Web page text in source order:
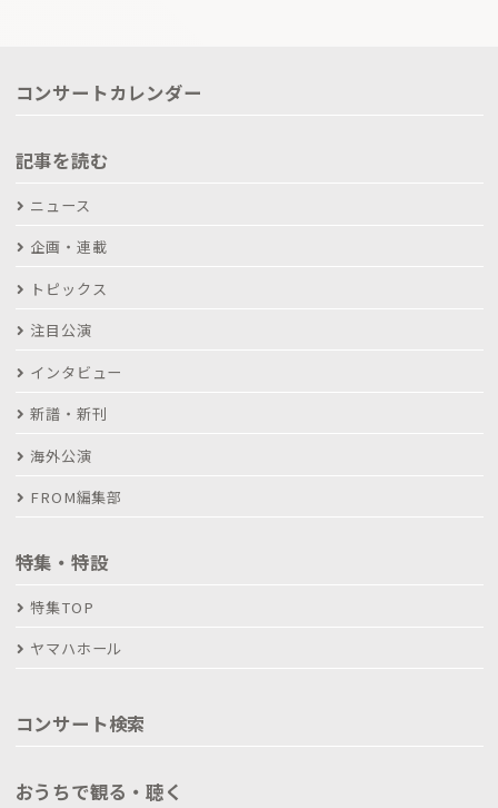
コンサートカレンダー
記事を読む
ニュース
企画・連載
トピックス
注目公演
インタビュー
新譜・新刊
海外公演
FROM編集部
特集・特設
特集TOP
ヤマハホール
コンサート検索
おうちで観る・聴く